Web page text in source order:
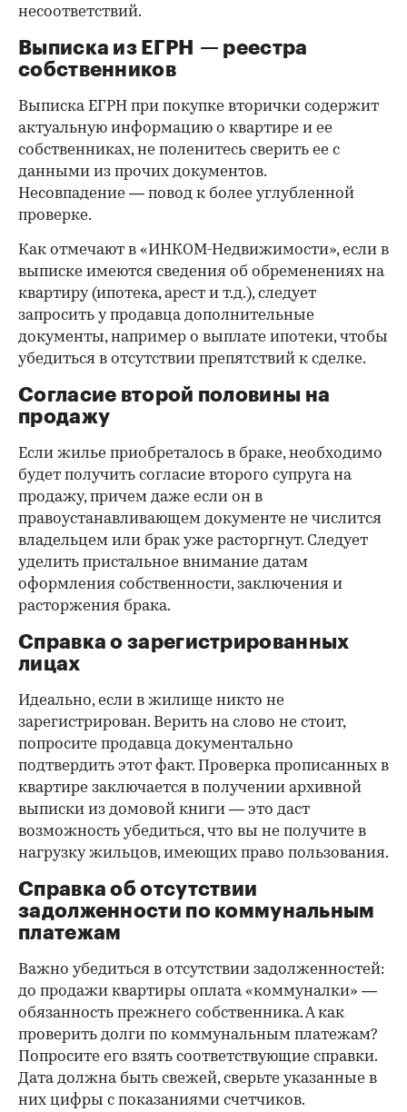
несоответствий.
Выписка из ЕГРН — реестра
собственников
Выписка ЕГРН при покупке вторички содержит
актуальную информацию о квартире и ее
собственниках, не поленитесь сверить ее с
данными из прочих документов.
Несовпадение — повод к более углубленной
проверке.
Как отмечают в «ИНКОМ-Недвижимости», если в
выписке имеются сведения об обременениях на
квартиру (ипотека, арест и т.д.), следует
запросить у продавца дополнительные
документы, например о выплате ипотеки, чтобы
убедиться в отсутствии препятствий к сделке.
Согласие второй половины на
продажу
Если жилье приобреталось в браке, необходимо
будет получить согласие второго супруга на
продажу, причем даже если он в
правоустанавливающем документе не числится
владельцем или брак уже расторгнут. Следует
уделить пристальное внимание датам
оформления собственности, заключения и
расторжения брака.
Справка о зарегистрированных
лицах
Идеально, если в жилище никто не
зарегистрирован. Верить на слово не стоит,
попросите продавца документально
подтвердить этот факт. Проверка прописанных в
квартире заключается в получении архивной
выписки из домовой книги — это даст
возможность убедиться, что вы не получите в
нагрузку жильцов, имеющих право пользования.
Справка об отсутствии
задолженности по коммунальным
платежам
Важно убедиться в отсутствии задолженностей:
до продажи квартиры оплата «коммуналки» —
обязанность прежнего собственника. А как
проверить долги по коммунальным платежам?
Попросите его взять соответствующие справки.
Дата должна быть свежей, сверьте указанные в
них цифры с показаниями счетчиков.